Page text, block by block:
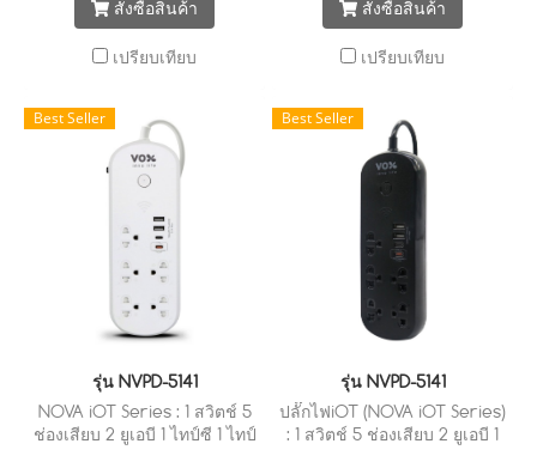
สั่งซื้อสินค้า
เปรียบเทียบ
สั่งซื้อสินค้า
เปรียบเทียบ
Best Seller
รุ่น NVPD-5141
NOVA iOT Series : 1 สวิตช์ 5
ช่องเสียบ 2 ยูเอบี 1 ไทป์ซี 1 ไทป์
Best Seller
รุ่น NVPD-5141
ปลั๊กไฟiOT (NOVA iOT Series)
: 1 สวิตช์ 5 ช่องเสียบ 2 ยูเอบี 1